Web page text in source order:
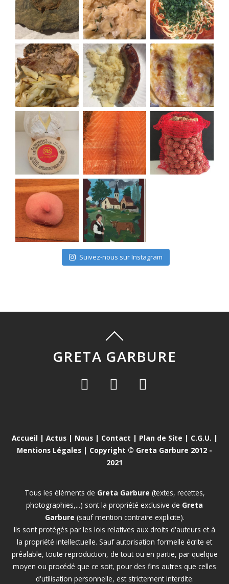
Suivez-nous sur Instagram
GRETA GARBURE
Accueil | Actus| Nous| Contact | Plan de Site | C.G.U. |
Mentions Légales | Copyright © Greta Garbure 2012 -
2021
Tous les éléments de Greta Garbure (textes, recettes,
photographies,...) sont la propriété exclusive de Greta
Garbure (sauf mention contraire explicite).
Ils sont protégés par les lois relatives aux droits d'auteurs et à
la propriété intellectuelle. Sauf autorisation formelle écrite et
préalable, toute reproduction, de tout ou en partie, par quelque
moyen ou procédé que ce soit, pour des fins autres que celles
d'utilisation personnelle, est strictement interdite.